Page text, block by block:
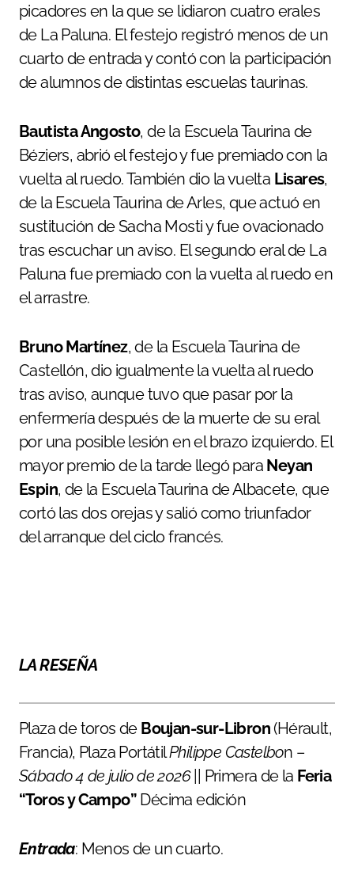
picadores en la que se lidiaron cuatro erales
de La Paluna. El festejo registró menos de un
cuarto de entrada y contó con la participación
de alumnos de distintas escuelas taurinas.
Bautista Angosto, de la Escuela Taurina de
Béziers, abrió el festejo y fue premiado con la
vuelta al ruedo. También dio la vuelta Lisares,
de la Escuela Taurina de Arles, que actuó en
sustitución de Sacha Mosti y fue ovacionado
tras escuchar un aviso. El segundo eral de La
Paluna fue premiado con la vuelta al ruedo en
el arrastre.
Bruno Martínez, de la Escuela Taurina de
Castellón, dio igualmente la vuelta al ruedo
tras aviso, aunque tuvo que pasar por la
enfermería después de la muerte de su eral
por una posible lesión en el brazo izquierdo. El
mayor premio de la tarde llegó para Neyan
Espin, de la Escuela Taurina de Albacete, que
cortó las dos orejas y salió como triunfador
del arranque del ciclo francés.
LA RESEÑA
Plaza de toros de Boujan-sur-Libron (Hérault,
Francia), Plaza PortátilPhilippe Castelbon –
Sábado 4 de julio de 2026|| Primera de la Feria
“Toros y Campo” Décima edición
Entrada: Menos de un cuarto.